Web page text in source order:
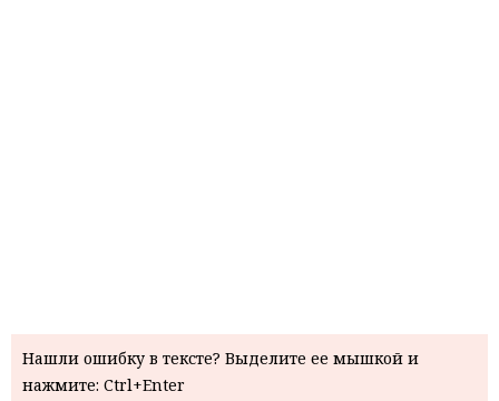
Нашли ошибку в тексте? Выделите ее мышкой и
нажмите: Ctrl+Enter